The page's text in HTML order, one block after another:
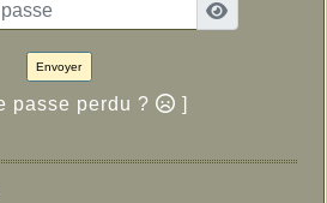
Envoyer
passe perdu ? ]